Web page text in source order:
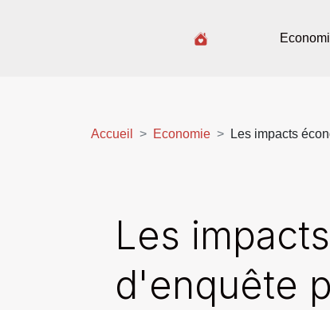
Accueil Economie Les impacts
Les
d'enquête